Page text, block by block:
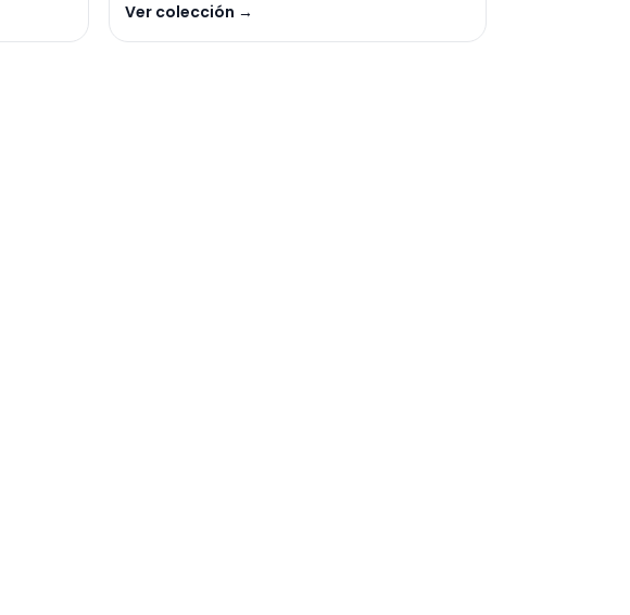
Ver colección →